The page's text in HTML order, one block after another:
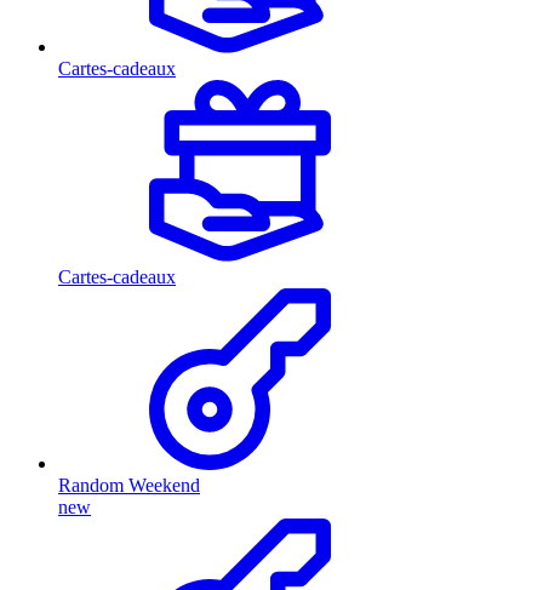
Cartes-cadeaux
Cartes-cadeaux
Random Weekend
new